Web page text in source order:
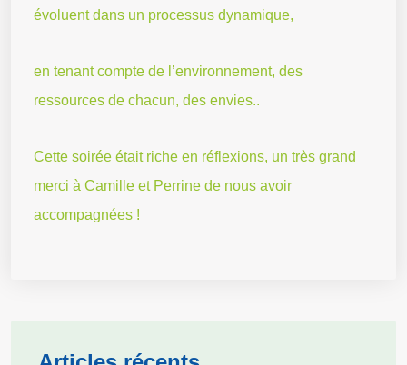
évoluent dans un processus dynamique,
en tenant compte de l’environnement, des
ressources de chacun, des envies..
Cette soirée était riche en réflexions, un très grand
merci à Camille et Perrine de nous avoir
accompagnées !